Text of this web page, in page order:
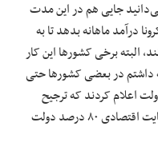
جایی هم در این مدت
درآمد ماهانه بدهد تا به
البته برخی کشورها این کار
داشتم در بعضی کشورها حتی
اعلام کردند که ترجیح
می‌دهند در خانه بمانند و تحت پوشش حمایت اقتصادی ۸۰ درصد دولت